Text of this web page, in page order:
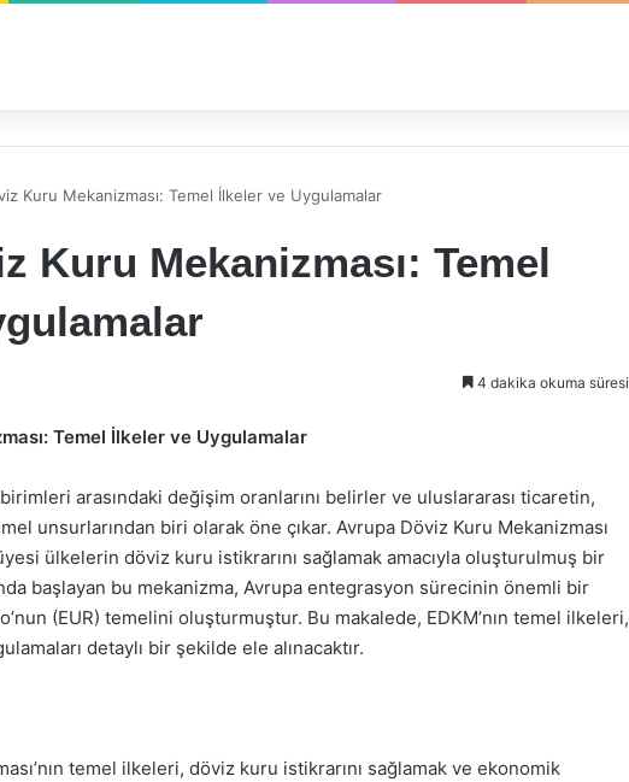
Kuru Mekanizması: Temel İlkeler ve Uygulamalar
Kuru Mekanizması: Temel
4 dakika okuma süresi
Temel İlkeler ve Uygulamalar
arasındaki değişim oranlarını belirler ve uluslararası ticaretin,
unsurlarından biri olarak öne çıkar. Avrupa Döviz Kuru Mekanizması
ülkelerin döviz kuru istikrarını sağlamak amacıyla oluşturulmuş bir
başlayan bu mekanizma, Avrupa entegrasyon sürecinin önemli bir
(EUR) temelini oluşturmuştur. Bu makalede, EDKM’nın temel ilkeleri,
detaylı bir şekilde ele alınacaktır.
temel ilkeleri, döviz kuru istikrarını sağlamak ve ekonomik